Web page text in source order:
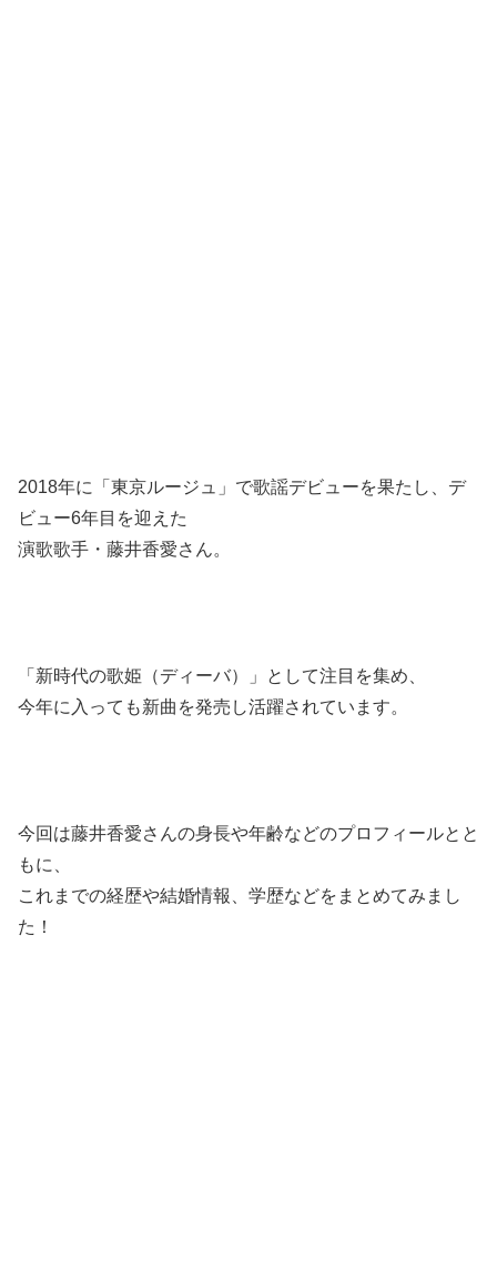
2018年に「東京ルージュ」で歌謡デビューを果たし、デ
ビュー6年目を迎えた
演歌歌手・藤井香愛さん。
「新時代の歌姫（ディーバ）」として注目を集め、
今年に入っても新曲を発売し活躍されています。
今回は藤井香愛さんの身長や年齢などのプロフィールとと
もに、
これまでの経歴や結婚情報、学歴などをまとめてみまし
た！